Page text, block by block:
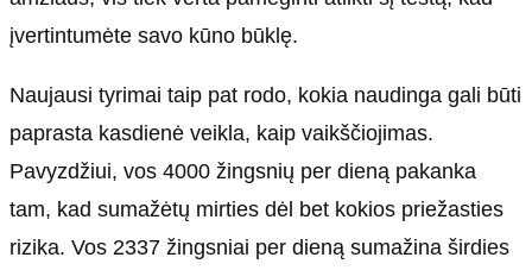
įvertintumėte savo kūno būklę.
Naujausi tyrimai taip pat rodo, kokia naudinga gali būti
paprasta kasdienė veikla, kaip vaikščiojimas.
Pavyzdžiui, vos 4000 žingsnių per dieną pakanka
tam, kad sumažėtų mirties dėl bet kokios priežasties
rizika. Vos 2337 žingsniai per dieną sumažina širdies